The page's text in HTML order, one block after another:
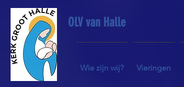
OLV van Halle
Wie zijn wij? Vieringen